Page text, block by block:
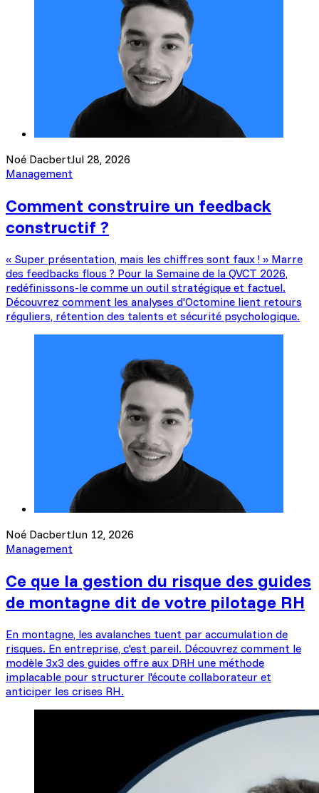
Noé DacbertJul 28, 2026
Management
Comment construire un feedback
constructif ?
« Super présentation, mais les chiffres sont faux ! » Marre
des feedbacks flous ? Pour la Semaine de la QVCT 2026,
redéfinissons-le comme un outil stratégique et factuel.
Découvrez comment les analyses d'Octomine lient retours
réguliers, rétention des talents et sécurité psychologique.
Noé DacbertJun 12, 2026
Management
Ce que la gestion du risque des guides
de montagne dit de votre pilotage RH
En montagne, les avalanches tuent par accumulation de
risques. En entreprise, c'est pareil. Découvrez comment le
modèle 3x3 des guides offre aux DRH une méthode
implacable pour structurer l'écoute collaborateur et
anticiper les crises RH.